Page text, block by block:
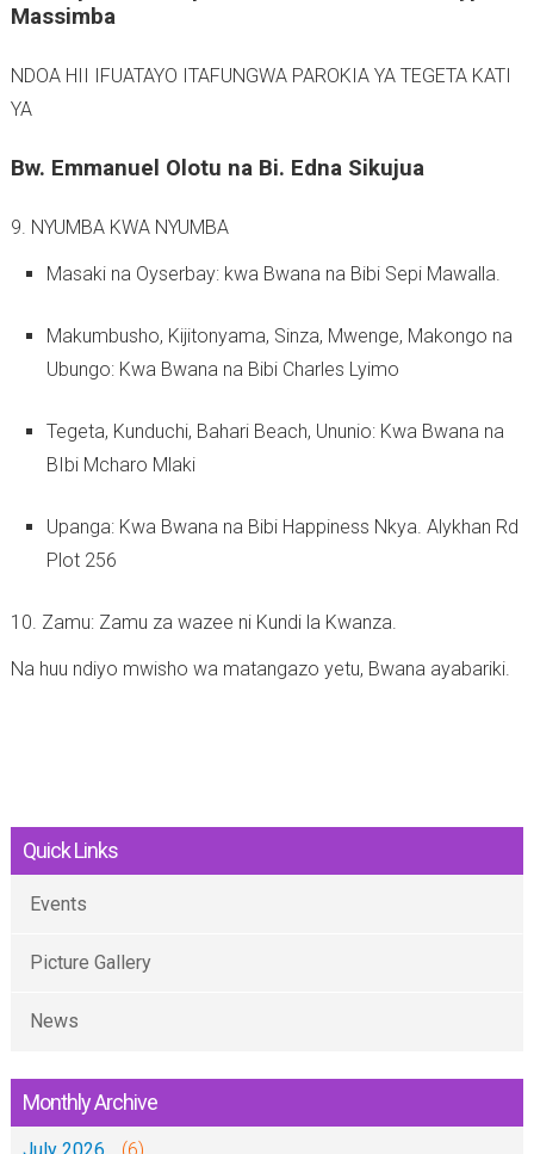
Massimba
NDOA HII IFUATAYO ITAFUNGWA PAROKIA YA TEGETA KATI
YA
Bw. Emmanuel Olotu na Bi. Edna Sikujua
9. NYUMBA KWA NYUMBA
Masaki na Oyserbay: kwa Bwana na Bibi Sepi Mawalla.
Makumbusho, Kijitonyama, Sinza, Mwenge, Makongo na
Ubungo: Kwa Bwana na Bibi Charles Lyimo
Tegeta, Kunduchi, Bahari Beach, Ununio: Kwa Bwana na
BIbi Mcharo Mlaki
Upanga: Kwa Bwana na Bibi Happiness Nkya. Alykhan Rd
Plot 256
10. Zamu: Zamu za wazee ni Kundi la Kwanza.
Na huu ndiyo mwisho wa matangazo yetu, Bwana ayabariki.
Quick Links
Events
Picture Gallery
News
Monthly Archive